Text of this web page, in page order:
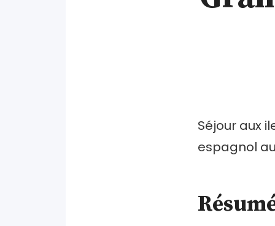
Séjour aux
espagnol